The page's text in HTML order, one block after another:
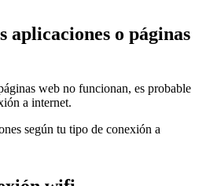
aplicaciones o páginas
web no funcionan, es probable
a internet.
según tu tipo de conexión a